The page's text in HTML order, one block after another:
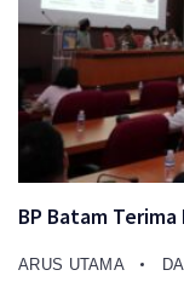
BP Batam Terima
ARUS UTAMA